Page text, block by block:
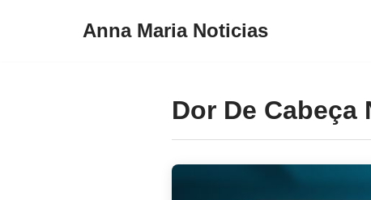
Anna Maria Noticias
Dor De Cabeça